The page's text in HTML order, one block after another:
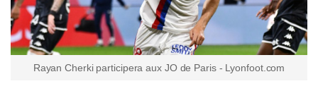
Rayan Cherki participera aux JO de Paris - Lyonfoot.com